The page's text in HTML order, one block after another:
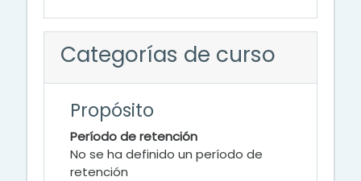
Categorías de curso
Propósito
Período de retención
No se ha definido un período de
retención